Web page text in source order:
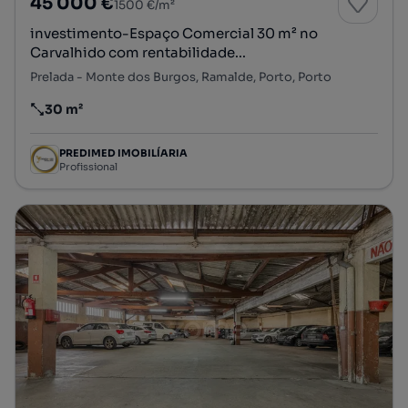
1500 €/m²
investimento-Espaço Comercial 30 m² no
Carvalhido com rentabilidade...
Prelada - Monte dos Burgos, Ramalde, Porto, Porto
Preço por metro quadrado
30 m²
PREDIMED IMOBILÍARIA
Profissional